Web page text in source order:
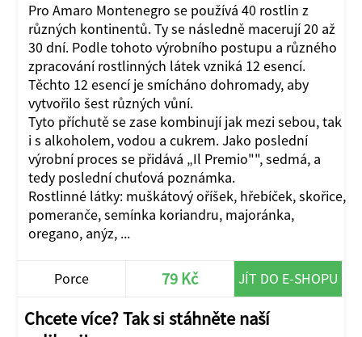
Pro Amaro Montenegro se používá 40 rostlin z
různých kontinentů. Ty se následně macerují 20 až
30 dní. Podle tohoto výrobního postupu a různého
zpracování rostlinných látek vzniká 12 esencí.
Těchto 12 esencí je smícháno dohromady, aby
vytvořilo šest různých vůní.
Tyto příchutě se zase kombinují jak mezi sebou, tak
i s alkoholem, vodou a cukrem. Jako poslední
výrobní proces se přidává „Il Premio"", sedmá, a
tedy poslední chuťová poznámka.
Rostlinné látky: muškátový oříšek, hřebíček, skořice,
pomeranče, semínka koriandru, majoránka,
oregano, anýz, ...
Porce 79 Kč JÍT DO E-SHOPU
Chcete více? Tak si stáhněte naší